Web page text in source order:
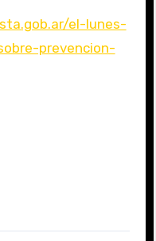
el-lunes-
prevencion-